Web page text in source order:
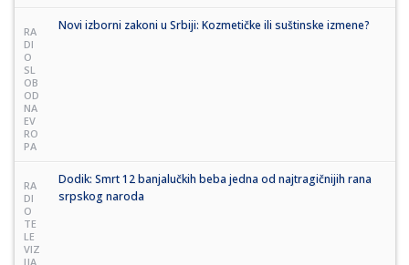
RA
DI
O
SL
OB
OD
NA
EV
RO
PA
Novi izborni zakoni u Srbiji: Kozmetičke ili suštinske izmene?
RA
DI
O
TE
LE
VIZ
IJA
Dodik: Smrt 12 banjalučkih beba jedna od najtragičnijih rana
srpskog naroda